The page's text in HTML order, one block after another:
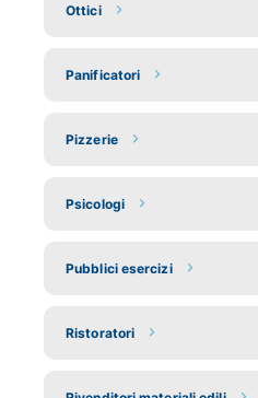
Ottici
Panificatori
Pizzerie
Psicologi
Pubblici esercizi
Ristoratori